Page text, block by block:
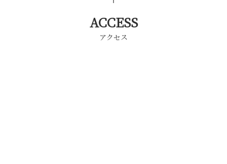
ACCESS
アクセス